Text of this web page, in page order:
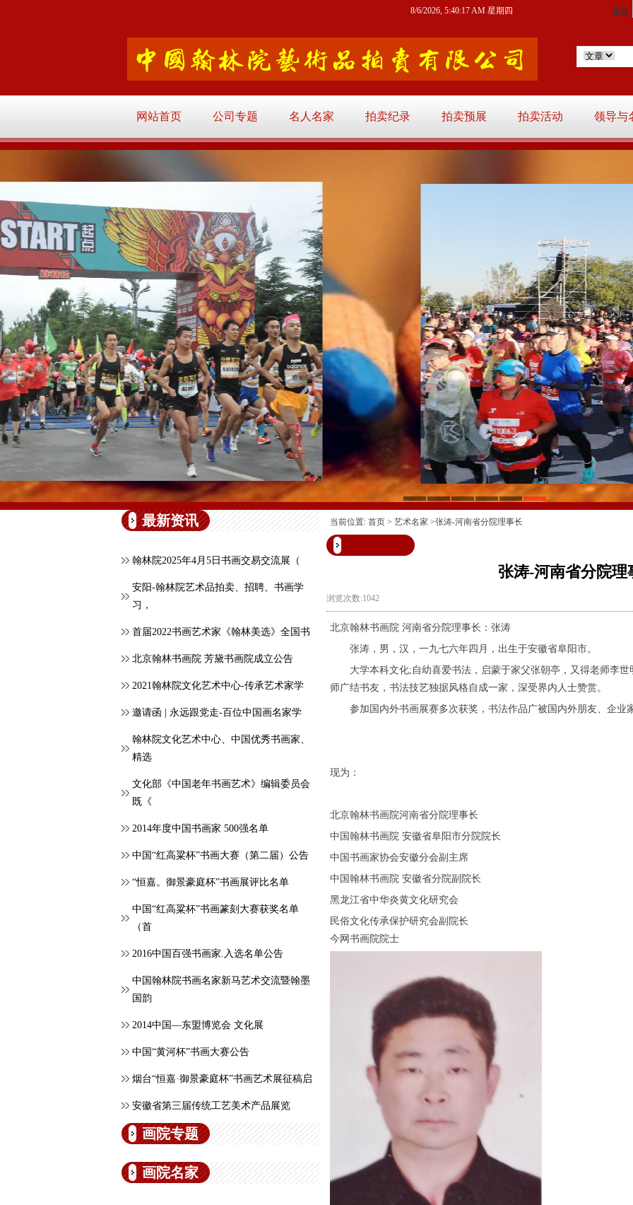
网站首页 公司专题 名人名家 拍卖纪录 拍卖预展 拍卖活动 领导与
8/6/2026, 5:40:18 AM 星期四
最新资讯
翰林院2025年4月5日书画交易交流展（
安阳-翰林院艺术品拍卖、招聘、书画学
习，
首届2022书画艺术家《翰林美选》全国书
北京翰林书画院 芳黛书画院成立公告
2021翰林院文化艺术中心-传承艺术家学
邀请函 | 永远跟党走-百位中国画名家学
翰林院文化艺术中心、中国优秀书画家、
精选
文化部《中国老年书画艺术》编辑委员会
既《
2014年度中国书画家 500强名单
中国“红高粱杯”书画大赛（第二届）公告
“恒嘉。御景豪庭杯”书画展评比名单
中国“红高粱杯”书画篆刻大赛获奖名单
（首
2016中国百强书画家.入选名单公告
中国翰林院书画名家新马艺术交流暨翰墨
国韵
2014中国—东盟博览会 文化展
中国“黄河杯”书画大赛公告
烟台“恒嘉·御景豪庭杯”书画艺术展征稿启
安徽省第三届传统工艺美术产品展览
画院专题
画院名家
当前位置: 首页 > 艺术名家 >张涛-河南省分院理事长
张涛-河南省分院理
浏览次数:1042
北京翰林书画院 河南省分院理事长：张涛
张涛，男，汉，一九七六年四月，出生于安徽省阜阳市。
大学本科文化;自幼喜爱书法，启蒙于家父张朝亭，又得老师李
师广结书友，书法技艺独据风格自成一家，深受界内人士赞赏。
参加国内外书画展赛多次获奖，书法作品广被国内外朋友、企业
现为：
北京翰林书画院河南省分院理事长
中国翰林书画院 安徽省阜阳市分院院长
中国书画家协会安徽分会副主席
中国翰林书画院 安徽省分院副院长
黑龙江省中华炎黄文化研究会
民俗文化传承保护研究会副院长
今网书画院院士